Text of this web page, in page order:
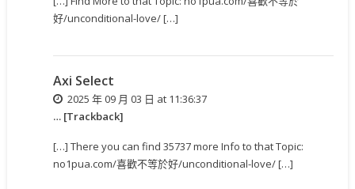
好/unconditional-love/ […]
Axi Select
2025 年 09 月 03 日 at 11:36:37
… [Trackback]
[…] There you can find 35737 more Info to that Topic:
no1pua.com/喜歡不等於好/unconditional-love/ […]